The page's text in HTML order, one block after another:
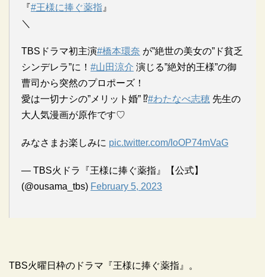
『#王様に捧ぐ薬指 』
＼
TBSドラマ初主演#橋本環奈 が”絶世の美女の”ド貧乏
シンデレラ”に！ #山田涼介 演じる”絶対的王様”の御
曹司から突然のプロポーズ！
愛は一切ナシの”メリット婚” ⁉︎#わたなべ志穂 先生の
大人気漫画が原作です♡
みなさまお楽しみに pic.twitter.com/IoOP74mVaG
— TBS火ドラ『王様に捧ぐ薬指』【公式】
(@ousama_tbs) February 5, 2023
TBS火曜日枠のドラマ『王様に捧ぐ薬指』。